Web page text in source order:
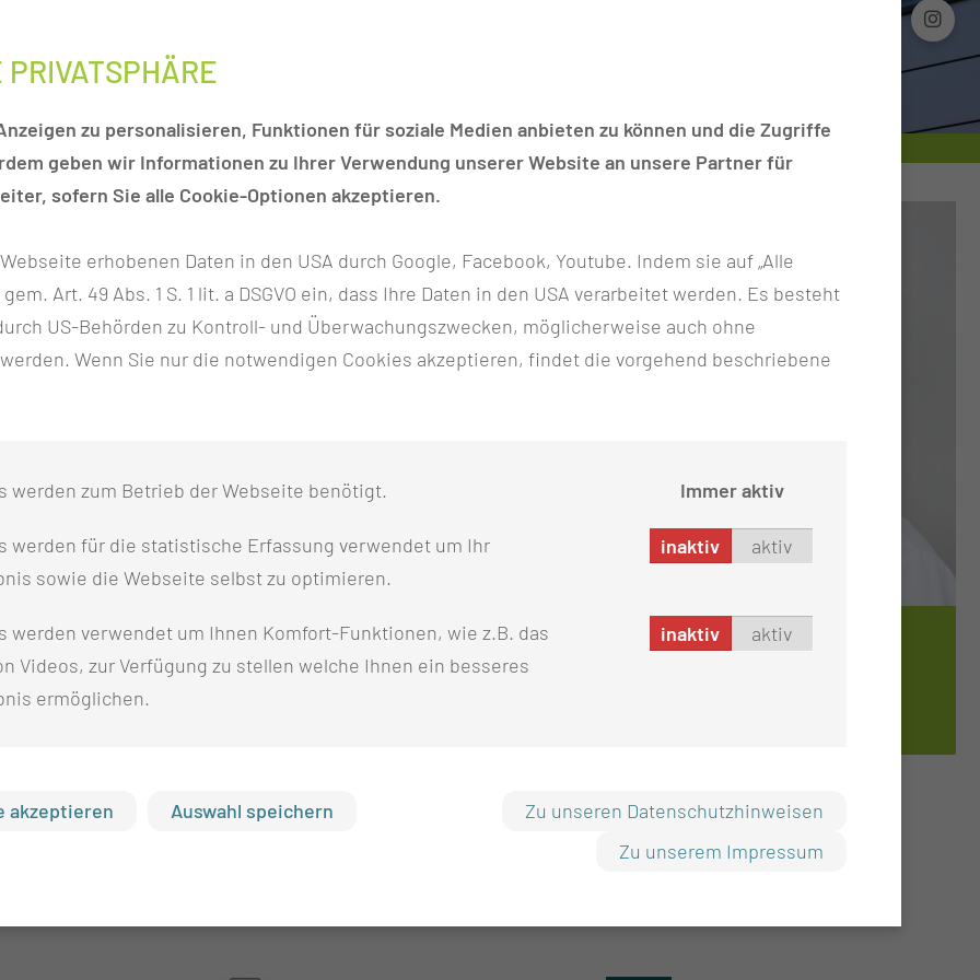
TEAMLEITUNG C4 & KL1
Thiem-Klinikum Cottbus
zu personalisieren, Funktionen für soziale Medien anbieten zu können und die Zugriffe
geben wir Informationen zu Ihrer Verwendung unserer Website an unsere Partner für
sofern Sie alle Cookie-Optionen akzeptieren.
erhobenen Daten in den USA durch Google, Facebook, Youtube. Indem sie auf „Alle
Art. 49 Abs. 1 S. 1 lit. a DSGVO ein, dass Ihre Daten in den USA verarbeitet werden. Es besteht
US-Behörden zu Kontroll- und Überwachungszwecken, möglicherweise auch ohne
Wenn Sie nur die notwendigen Cookies akzeptieren, findet die vorgehend beschriebene
werden zum Betrieb der Webseite benötigt. Immer aktiv
werden für die statistische Erfassung verwendet um Ihr
sowie die Webseite selbst zu optimieren.
inaktiv aktiv
werden verwendet um Ihnen Komfort-Funktionen, wie z.B. das
Videos, zur Verfügung zu stellen welche Ihnen ein besseres
ermöglichen.
inaktiv aktiv
akzeptieren Auswahl speichern
Zu unseren Datenschutzhinweisen
Zu unserem Impressum